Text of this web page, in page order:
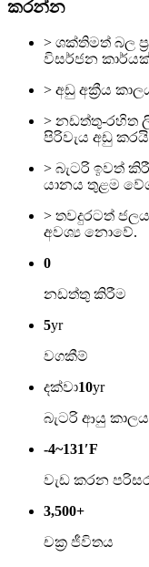
කරන්න
> ශක්තිමත් බල
විසර්ජන
> අඩු අක්‍රීය
> නඩත්තු-රහිත
පිරිවැය අඩු
> බැටරි ඉවත්
යානය තුළම
> තවදුරටත්
අවශ්‍ය නොවේ.
0
නඩත්තු කිරීම
5yr
වගකීම්
දක්වා10yr
බැටරි ආයු කාලය
-4~131′F
වැඩ කරන
3,500+
චක්‍ර ජීවිතය